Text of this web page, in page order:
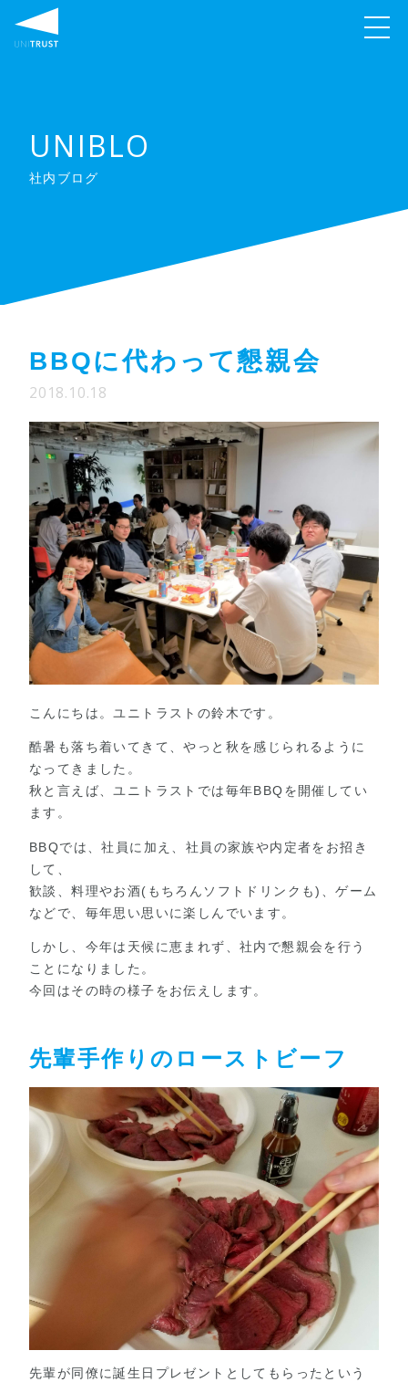
UNIBLO
社内ブログ
BBQに代わって懇親会
2018.10.18
こんにちは。ユニトラストの鈴木です。
酷暑も落ち着いてきて、やっと秋を感じられるように
なってきました。
秋と言えば、ユニトラストでは毎年BBQを開催してい
ます。
BBQでは、社員に加え、社員の家族や内定者をお招き
して、
歓談、料理やお酒(もちろんソフトドリンクも)、ゲーム
などで、毎年思い思いに楽しんでいます。
しかし、今年は天候に恵まれず、社内で懇親会を行う
ことになりました。
今回はその時の様子をお伝えします。
先輩手作りのローストビーフ
先輩が同僚に誕生日プレゼントとしてもらったという